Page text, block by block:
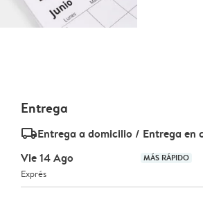
Entrega
delivery_standard_v2Entrega a domicilio / Entrega en
Vie 14 Ago
MÁS RÁPIDO
Exprés